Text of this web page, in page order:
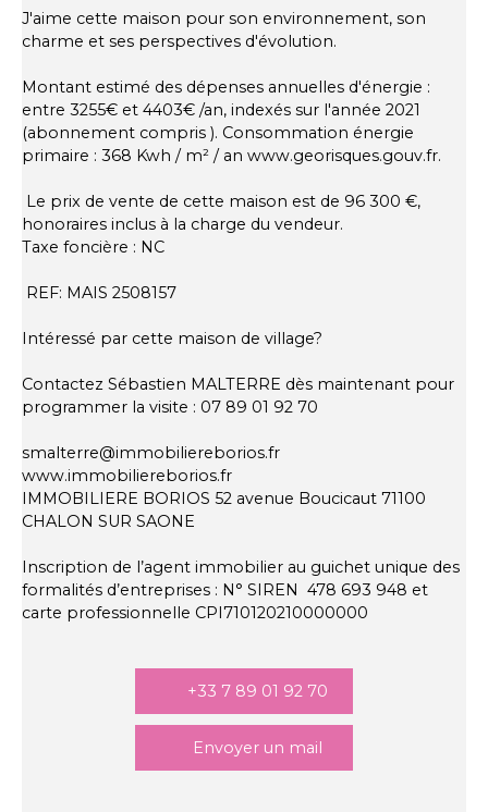
J'aime cette maison pour son environnement, son
charme et ses perspectives d'évolution.
Montant estimé des dépenses annuelles d'énergie :
entre 3255€ et 4403€ /an, indexés sur l'année 2021
(abonnement compris ). Consommation énergie
primaire : 368 Kwh / m² / an www.georisques.gouv.fr.
Le prix de vente de cette maison est de 96 300 €,
honoraires inclus à la charge du vendeur.
Taxe foncière : NC
REF: MAIS 2508157
Intéressé par cette maison de village?
Contactez Sébastien MALTERRE dès maintenant pour
programmer la visite : 07 89 01 92 70
smalterre@immobiliereborios.fr
www.immobiliereborios.fr
IMMOBILIERE BORIOS 52 avenue Boucicaut 71100
CHALON SUR SAONE
Inscription de l’agent immobilier au guichet unique des
formalités d’entreprises : N° SIREN 478 693 948 et
carte professionnelle CPI710120210000000
+33 7 89 01 92 70
Envoyer un mail